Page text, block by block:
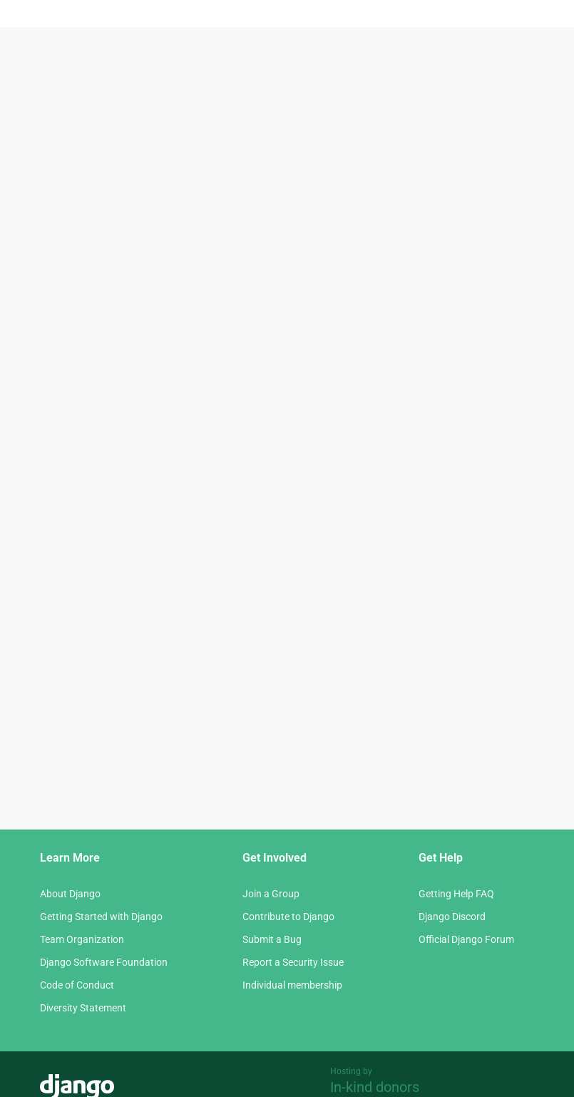
Learn More
About Django
Getting Started with Django
Team Organization
Django Software Foundation
Code of Conduct
Diversity Statement
Get Involved
Join a Group
Contribute to Django
Submit a Bug
Report a Security Issue
Individual membership
Get Help
Getting Help FAQ
Django Discord
Official Django Forum
Hosting by
In-kind donors